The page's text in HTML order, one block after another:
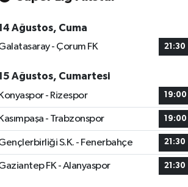
Ağustos, Cuma
- Çorum FK
21:30
Ağustos, Cumartesi
Konyaspor - Rizespor
19:00
Kasımpaşa - Trabzonspor 19:00
S.K. - Fenerbahçe 21:30
FK - Alanyaspor 21:30